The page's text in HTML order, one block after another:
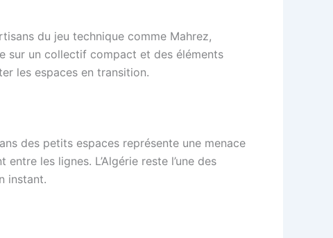
du jeu technique comme Mahrez,
sur un collectif compact et des éléments
les espaces en transition.
des petits espaces représente une menace
les lignes. L’Algérie reste l’une des
instant.